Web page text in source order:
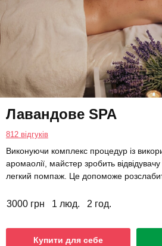
Лавандове SPA
812 відгуків
Виконуючи комплекс процедур із
аромаолії, майстер зробить
легкий помпаж. Це допоможе
3000 грн 1 люд. 2 год.
Купити для себе